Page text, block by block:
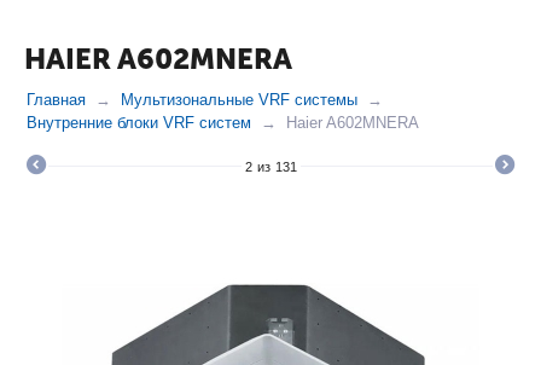
HAIER A602MNERA
Главная
Мультизональные VRF системы
Внутренние блоки VRF систем
Haier A602MNERA
2 из 131